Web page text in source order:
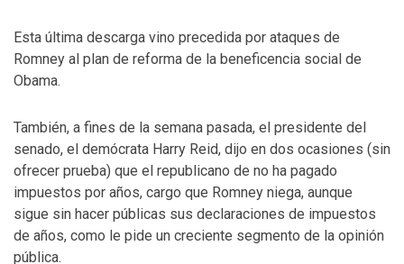
Esta última descarga vino precedida por ataques de
Romney al plan de reforma de la beneficencia social de
Obama.
También, a fines de la semana pasada, el presidente del
senado, el demócrata Harry Reid, dijo en dos ocasiones (sin
ofrecer prueba) que el republicano de no ha pagado
impuestos por años, cargo que Romney niega, aunque
sigue sin hacer públicas sus declaraciones de impuestos
de años, como le pide un creciente segmento de la opinión
pública.